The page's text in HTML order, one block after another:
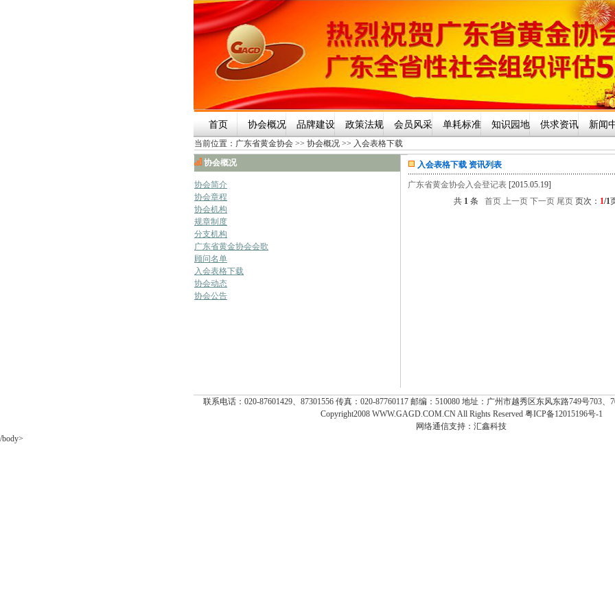
首页 协会概况 品牌建设 政策法规 会员风采 单耗标准 知识园地 供求资讯 新闻
当前位置： 广东省黄金协会 >> 协会概况 >> 入会表格下载
协会概况
协会简介
协会章程
协会机构
规章制度
分支机构
广东省黄金协会会歌
顾问名单
入会表格下载
协会动态
协会公告
入会表格下载 资讯列表
广东省黄金协会入会登记表 [2015.05.19]
共 1 条 首页 上一页 下一页 尾页 页次： 1/1
联系电话：020-87601429、87301556 传真：020-87760117 邮编：510080 地址：广州市越秀区东风东路749号703、
Copyright2008 WWW.GAGD.COM.CN All Rights Reserved 粤ICP备12015196号-1
网络通信支持： 汇鑫科技
/body>